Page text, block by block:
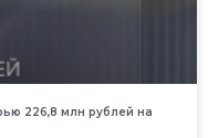
226,8 млн рублей на